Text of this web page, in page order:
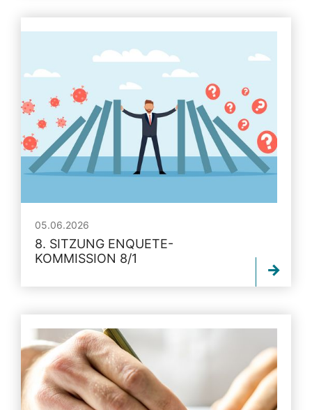
05.06.2026
8. SITZUNG ENQUETE-
KOMMISSION 8/1